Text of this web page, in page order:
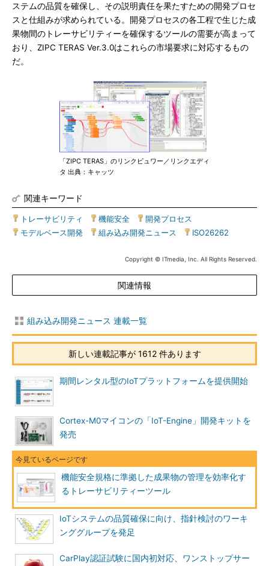
ステムの品質を確保し、その説明責任を果たすための開発プロセ
スと仕組みが求められている。開発プロセスの各工程で生じた成
果物間のトレーサビリティーを確保するツールの需要が高まって
おり、ZIPC TERAS Ver.3.0はこれらの市場要求に対応するもの
だ。
「ZIPC TERAS」のリンクビュワー／リンクエディ
タ 出典：キャッツ
関連キーワード
トレーサビリティ 機能安全 開発プロセス
モデルベース開発
組み込み開発ニュース ISO26262
Copyright © ITmedia, Inc. All Rights Reserved.
関連情報
組み込み開発ニュース 連載一覧
新しい連載記事が 1612 件あります
期間レンタル型のIoTプラットフォームを提供開始
Cortex-M0マイコンの「IoT-Engine」開発キットを
発売
機能安全規格に準拠した成果物の管理を効率化す
るトレーサビリティーツール
IoTシステムの品質確保に向け、指針検討のワーキ
ンググループを発足
CarPlay認証試験に国内初対応、ワンストップサー